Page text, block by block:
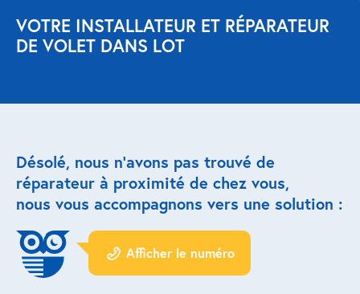
Réparation store banne
Réparation porte de garage
Modernisation et domotique
Centralisation volets roulants
Motoriser un volet roulant
VOTRE INSTALLATEUR ET RÉPARATEUR
DE VOLET DANS LOT
Désolé, nous n’avons pas trouvé de
réparateur à proximité de chez vous,
nous vous accompagnons vers une solution :
Afficher le numéro